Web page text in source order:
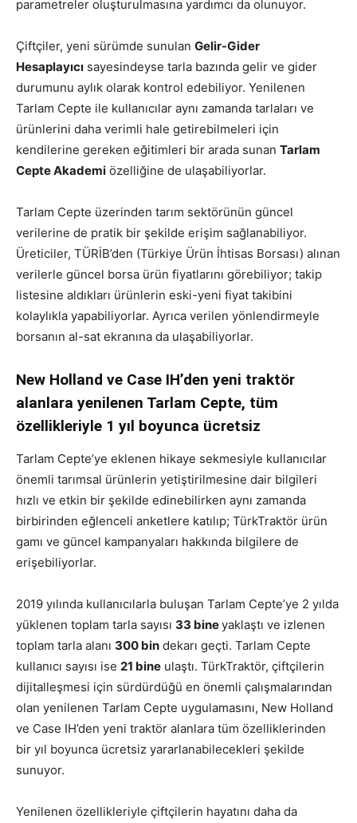
parametreler oluşturulmasına yardımcı da olunuyor.
Çiftçiler, yeni sürümde sunulan Gelir-Gider
Hesaplayıcı sayesindeyse tarla bazında gelir ve gider
durumunu aylık olarak kontrol edebiliyor. Yenilenen
Tarlam Cepte ile kullanıcılar aynı zamanda tarlaları ve
ürünlerini daha verimli hale getirebilmeleri için
kendilerine gereken eğitimleri bir arada sunan Tarlam
Cepte Akademi özelliğine de ulaşabiliyorlar.
Tarlam Cepte üzerinden tarım sektörünün güncel
verilerine de pratik bir şekilde erişim sağlanabiliyor.
Üreticiler, TÜRİB’den (Türkiye Ürün İhtisas Borsası) alınan
verilerle güncel borsa ürün fiyatlarını görebiliyor; takip
listesine aldıkları ürünlerin eski-yeni fiyat takibini
kolaylıkla yapabiliyorlar. Ayrıca verilen yönlendirmeyle
borsanın al-sat ekranına da ulaşabiliyorlar.
New Holland ve Case IH’den yeni traktör
alanlara yenilenen Tarlam Cepte, tüm
özellikleriyle 1 yıl boyunca ücretsiz
Tarlam Cepte’ye eklenen hikaye sekmesiyle kullanıcılar
önemli tarımsal ürünlerin yetiştirilmesine dair bilgileri
hızlı ve etkin bir şekilde edinebilirken aynı zamanda
birbirinden eğlenceli anketlere katılıp; TürkTraktör ürün
gamı ve güncel kampanyaları hakkında bilgilere de
erişebiliyorlar.
2019 yılında kullanıcılarla buluşan Tarlam Cepte’ye 2 yılda
yüklenen toplam tarla sayısı 33 bineyaklaştı ve izlenen
toplam tarla alanı 300 bin dekarı geçti. Tarlam Cepte
kullanıcı sayısı ise 21 bine ulaştı. TürkTraktör, çiftçilerin
dijitalleşmesi için sürdürdüğü en önemli çalışmalarından
olan yenilenen Tarlam Cepte uygulamasını, New Holland
ve Case IH’den yeni traktör alanlara tüm özelliklerinden
bir yıl boyunca ücretsiz yararlanabilecekleri şekilde
sunuyor.
Yenilenen özellikleriyle çiftçilerin hayatını daha da